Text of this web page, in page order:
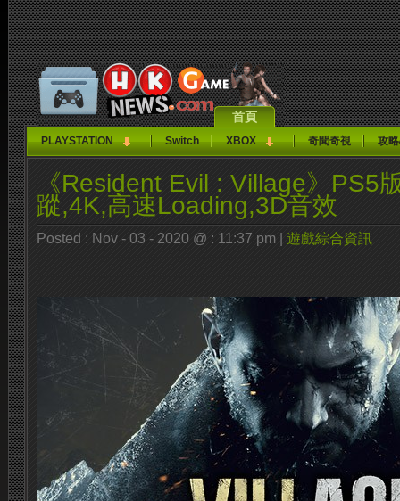
首頁
PLAYSTATION Switch XBOX 奇聞奇視 攻
《Resident Evil : Village》PS5
蹤,4K,高速Loading,3D音效
Posted : Nov - 03 - 2020 @ : 11:37 pm | 遊戲綜合資訊